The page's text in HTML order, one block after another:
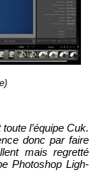
l’équipe Cuk.​
donc par faire
mais re­gretté
Pho­to­shop Ligh­